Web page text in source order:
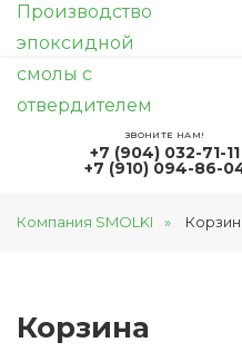
работы. Просьба
ЗВОНИТЕ НАМ!
+7 (904) 032-71-11
+7 (910) 094-86-
Компания SMOLKI
Корзина